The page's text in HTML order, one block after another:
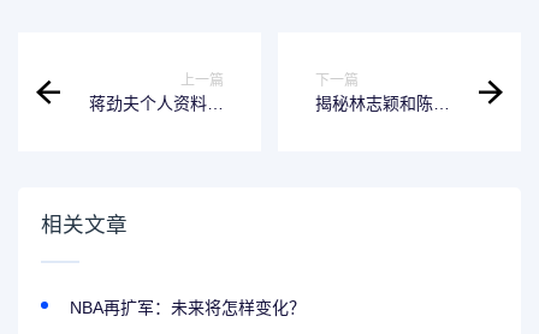
上一篇
蒋劲夫个人资料简
下一篇
揭秘林志颖和陈若
相关文章
NBA再扩军：未来将怎样变化？